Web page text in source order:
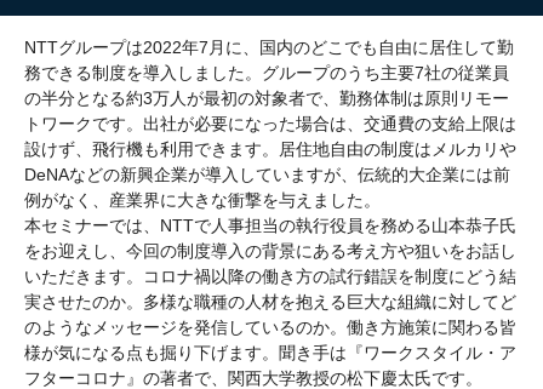
NTTグループは2022年7月に、国内のどこでも自由に居住して勤
務できる制度を導入しました。グループのうち主要7社の従業員
の半分となる約3万人が最初の対象者で、勤務体制は原則リモー
トワークです。出社が必要になった場合は、交通費の支給上限は
設けず、飛行機も利用できます。居住地自由の制度はメルカリや
DeNAなどの新興企業が導入していますが、伝統的大企業には前
例がなく、産業界に大きな衝撃を与えました。
本セミナーでは、NTTで人事担当の執行役員を務める山本恭子氏
をお迎えし、今回の制度導入の背景にある考え方や狙いをお話し
いただきます。コロナ禍以降の働き方の試行錯誤を制度にどう結
実させたのか。多様な職種の人材を抱える巨大な組織に対してど
のようなメッセージを発信しているのか。働き方施策に関わる皆
様が気になる点も掘り下げます。聞き手は『ワークスタイル・ア
フターコロナ』の著者で、関西大学教授の松下慶太氏です。